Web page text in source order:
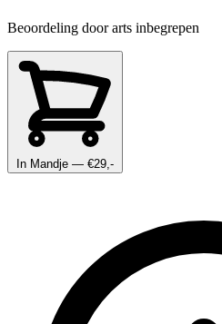
Beoordeling door arts inbegrepen
In Mandje — €29,-